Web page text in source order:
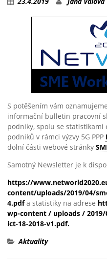
S potěšením vám
informační bulletin pracovní
podniky, spolu se
podniků v rámci výzvy 5G PPP
dolní části webové stránky
Samotný Newsletter je k
https://
content/uploads/2019/04/
4.pdfa statistiky na adrese
wp-content / uploads /
ict-18-2018-v1.pdf.
Aktuality